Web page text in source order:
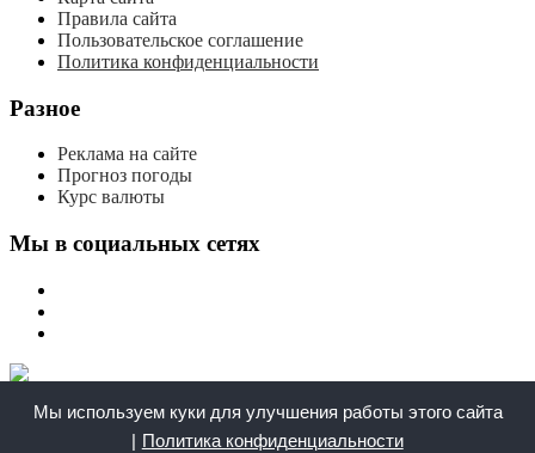
Мы используем куки для улучшения работы этого сайта
Политика конфиденциальности
Правила сайта
Пользовательское соглашение
Политика конфиденциальности
Разное
Реклама на сайте
Прогноз погоды
Курс валюты
Мы в социальных сетях